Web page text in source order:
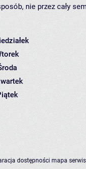
nie przez cały
dostępności mapa